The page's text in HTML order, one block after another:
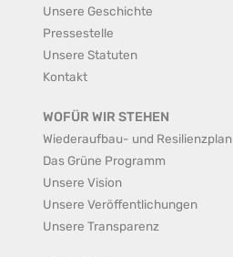
Unsere Geschichte
Pressestelle
Unsere Statuten
Kontakt
WOFÜR WIR STEHEN
Wiederaufbau- und Resilienzplan
Das Grüne Programm
Unsere Vision
Unsere Veröffentlichungen
Unsere Transparenz